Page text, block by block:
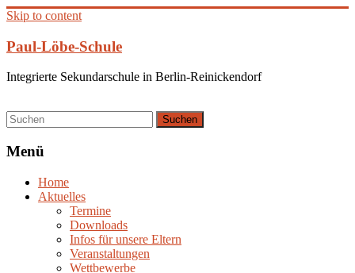
Skip to content
Paul-Löbe-Schule
Integrierte Sekundarschule in Berlin-Reinickendorf
Menü
Home
Aktuelles
Termine
Downloads
Infos für unsere Eltern
Veranstaltungen
Wettbewerbe